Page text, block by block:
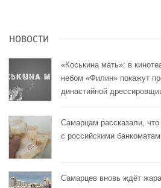
НОВОСТИ
«Коськина мать»: в
небом «Филин» покажут
династийной
Самарцам рассказали,
с российскими
Самарцев вновь ждёт